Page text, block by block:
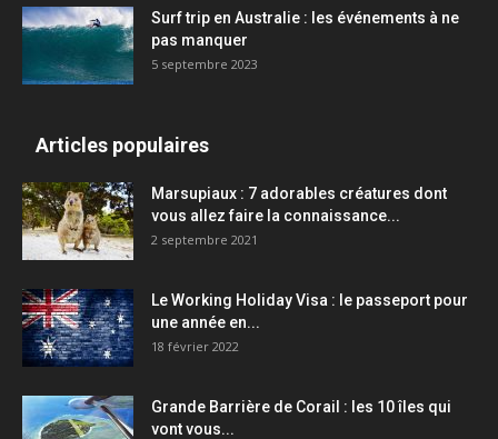
Surf trip en Australie : les événements à ne
pas manquer
5 septembre 2023
Articles populaires
Marsupiaux : 7 adorables créatures dont
vous allez faire la connaissance...
2 septembre 2021
Le Working Holiday Visa : le passeport pour
une année en...
18 février 2022
Grande Barrière de Corail : les 10 îles qui
vont vous...